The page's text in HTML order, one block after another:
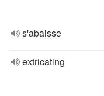
s'abaisse
extricating